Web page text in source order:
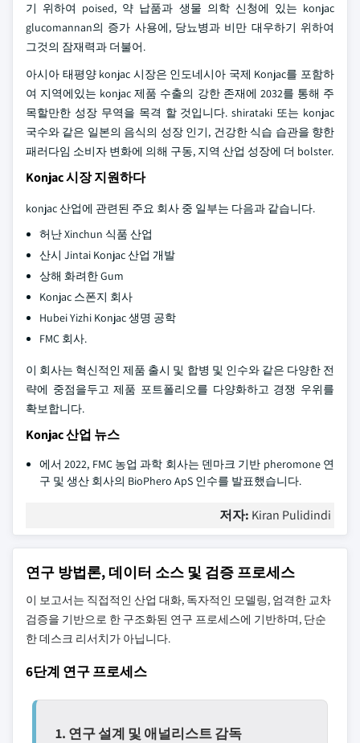
기 위하여 poised, 약 납품과 생물 의학 신청에 있는 konjac
glucomannan의 증가 사용에, 당뇨병과 비만 대우하기 위하여
그것의 잠재력과 더불어.
아시아 태평양 konjac 시장은 인도네시아 국제 Konjac를 포함하
여 지역에있는 konjac 제품 수출의 강한 존재에 2032를 통해 주
목할만한 성장 무역을 목격 할 것입니다. shirataki 또는 konjac
국수와 같은 일본의 음식의 성장 인기, 건강한 식습 습관을 향한
패러다임 소비자 변화에 의해 구동, 지역 산업 성장에 더 bolster.
Konjac 시장 지원하다
konjac 산업에 관련된 주요 회사 중 일부는 다음과 같습니다.
허난 Xinchun 식품 산업
산시 Jintai Konjac 산업 개발
상해 화려한 Gum
Konjac 스폰지 회사
Hubei Yizhi Konjac 생명 공학
FMC 회사.
이 회사는 혁신적인 제품 출시 및 합병 및 인수와 같은 다양한 전
략에 중점을두고 제품 포트폴리오를 다양화하고 경쟁 우위를
확보합니다.
Konjac 산업 뉴스
에서 2022, FMC 농업 과학 회사는 덴마크 기반 pheromone 연
구 및 생산 회사의 BioPhero ApS 인수를 발표했습니다.
저자: Kiran Pulidindi
연구 방법론, 데이터 소스 및 검증 프로세스
이 보고서는 직접적인 산업 대화, 독자적인 모델링, 엄격한 교차
검증을 기반으로 한 구조화된 연구 프로세스에 기반하며, 단순
한 데스크 리서치가 아닙니다.
6단계 연구 프로세스
1. 연구 설계 및 애널리스트 감독